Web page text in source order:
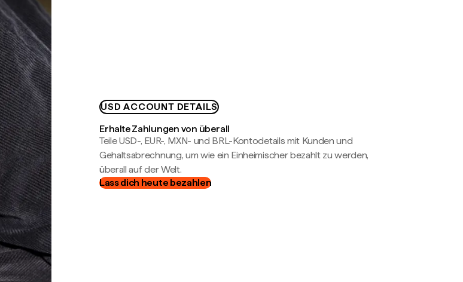
USD ACCOUNT DETAILS
Erhalte Zahlungen von überall
Teile USD-, EUR-, MXN- und BRL-Kontodetails mit Kunden und
Gehaltsabrechnung, um wie ein Einheimischer bezahlt zu werden,
überall auf der Welt.
Lass dich heute bezahlen